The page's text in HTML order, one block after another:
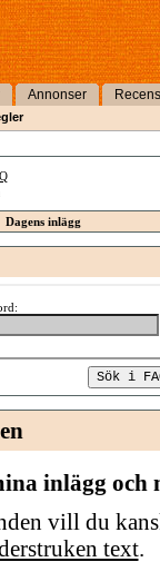
Annonser
Dagens inlägg
inlägg och
vill du
text.